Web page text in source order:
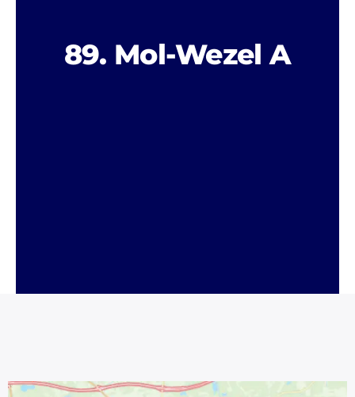
89. Mol-Wezel A